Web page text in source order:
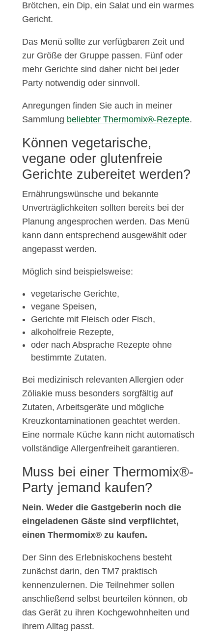
Brötchen, ein Dip, ein Salat und ein warmes
Gericht.
Das Menü sollte zur verfügbaren Zeit und
zur Größe der Gruppe passen. Fünf oder
mehr Gerichte sind daher nicht bei jeder
Party notwendig oder sinnvoll.
Anregungen finden Sie auch in meiner
Sammlung beliebter Thermomix®-Rezepte.
Können vegetarische,
vegane oder glutenfreie
Gerichte zubereitet werden?
Ernährungswünsche und bekannte
Unverträglichkeiten sollten bereits bei der
Planung angesprochen werden. Das Menü
kann dann entsprechend ausgewählt oder
angepasst werden.
Möglich sind beispielsweise:
vegetarische Gerichte,
vegane Speisen,
Gerichte mit Fleisch oder Fisch,
alkoholfreie Rezepte,
oder nach Absprache Rezepte ohne
bestimmte Zutaten.
Bei medizinisch relevanten Allergien oder
Zöliakie muss besonders sorgfältig auf
Zutaten, Arbeitsgeräte und mögliche
Kreuzkontaminationen geachtet werden.
Eine normale Küche kann nicht automatisch
vollständige Allergenfreiheit garantieren.
Muss bei einer Thermomix®-
Party jemand kaufen?
Nein. Weder die Gastgeberin noch die
eingeladenen Gäste sind verpflichtet,
einen Thermomix® zu kaufen.
Der Sinn des Erlebniskochens besteht
zunächst darin, den TM7 praktisch
kennenzulernen. Die Teilnehmer sollen
anschließend selbst beurteilen können, ob
das Gerät zu ihren Kochgewohnheiten und
ihrem Alltag passt.